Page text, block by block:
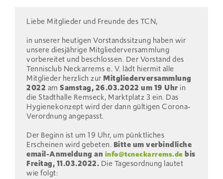
Liebe Mitglieder und Freunde des TCN,
in unserer heutigen Vorstandssitzung haben wir
unsere diesjährige Mitgliederversammlung
vorbereitet und beschlossen. Der Vorstand des
Tennisclub Neckarrems e. V. lädt hiermit alle
Mitglieder herzlich zur Mitgliederversammlung
2022 amSamstag, 26.03.2022 um 19 Uhr in
die Stadthalle Remseck, Marktplatz 3 ein. Das
Hygienekonzept wird der dann gültigen Corona-
Verordnung angepasst.
Der Beginn ist um 19 Uhr, um pünktliches
Erscheinen wird gebeten. Bitte um verbindliche
email-Anmeldung an info@tcneckarrems.de bis
Freitag, 11.03.2022. Die Tagesordnung lautet
wie folgt: